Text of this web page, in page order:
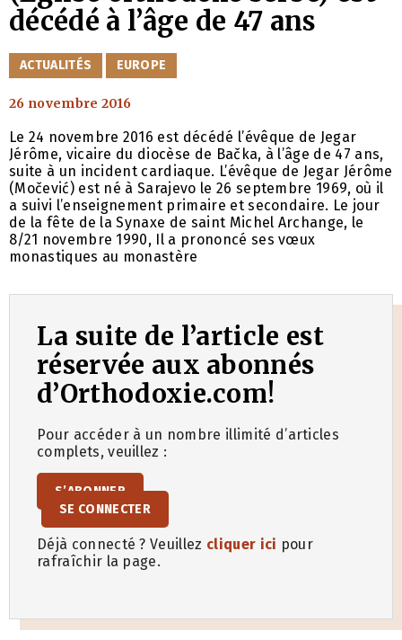
décédé à l’âge de 47 ans
CATÉGORIES
ACTUALITÉS EUROPE
26 novembre 2016
Le 24 novembre 2016 est décédé l’évêque de Jegar
Jérôme, vicaire du diocèse de Bačka, à l’âge de 47 ans,
suite à un incident cardiaque. L’évêque de Jegar Jérôme
(Močević) est né à Sarajevo le 26 septembre 1969, où il
a suivi l’enseignement primaire et secondaire. Le jour
de la fête de la Synaxe de saint Michel Archange, le
8/21 novembre 1990, Il a prononcé ses vœux
monastiques au monastère
La suite de l’article est
réservée aux abonnés
d’Orthodoxie.com!
Pour accéder à un nombre illimité d’articles
complets, veuillez :
S’ABONNER
SE CONNECTER
Déjà connecté ? Veuillez cliquer ici pour
rafraîchir la page.